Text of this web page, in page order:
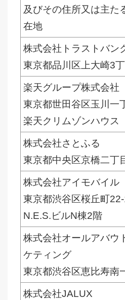
及びその住所又は主た
在地
株式会社トラストバン
東京都品川区上大崎3
楽天グループ株式会社
東京都世田谷区玉川一
楽天クリムゾンハウス
株式会社さとふる
東京都中央区京橋二丁
株式会社アイモバイル
東京都渋谷区桜丘町
N.E.S.ビルN棟2階
株式会社オールアバウ
ケティング
東京都渋谷区恵比寿南
株式会社JALUX